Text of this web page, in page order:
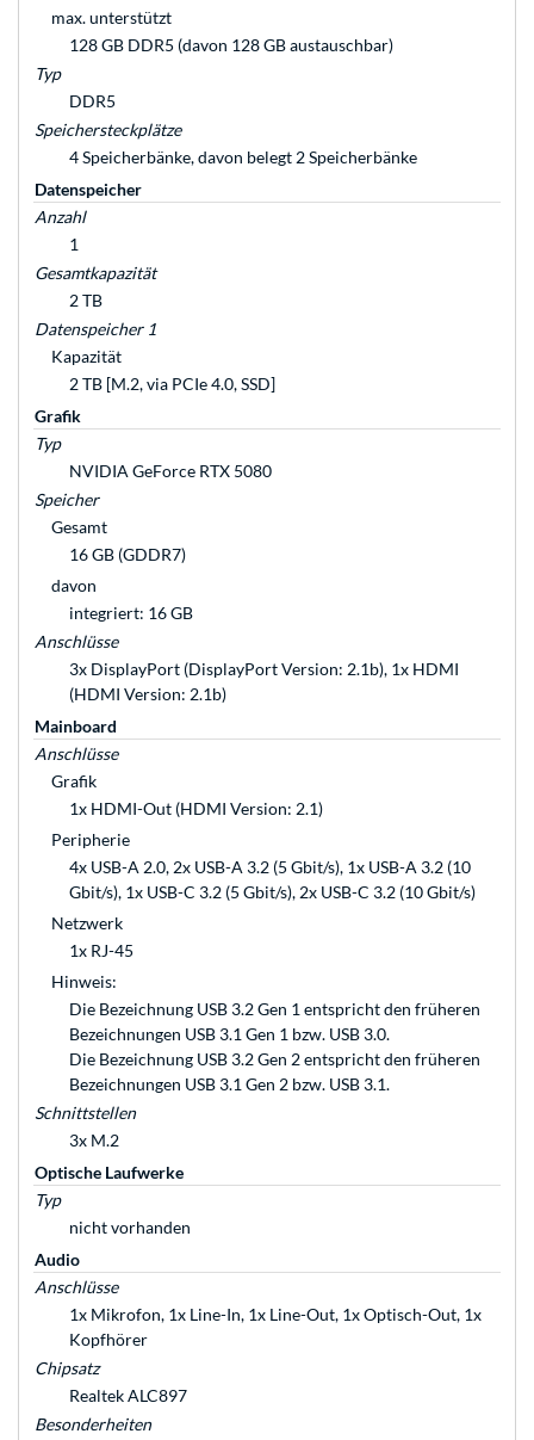
max. unterstützt
128 GB DDR5 (davon 128 GB austauschbar)
Typ
DDR5
Speichersteckplätze
4 Speicherbänke, davon belegt 2 Speicherbänke
Datenspeicher
Anzahl
1
Gesamtkapazität
2 TB
Datenspeicher 1
Kapazität
2 TB [M.2, via PCIe 4.0, SSD]
Grafik
Typ
NVIDIA GeForce RTX 5080
Speicher
Gesamt
16 GB (GDDR7)
davon
integriert: 16 GB
Anschlüsse
3x DisplayPort (DisplayPort Version: 2.1b), 1x HDMI
(HDMI Version: 2.1b)
Mainboard
Anschlüsse
Grafik
1x HDMI-Out (HDMI Version: 2.1)
Peripherie
4x USB-A 2.0, 2x USB-A 3.2 (5 Gbit/s), 1x USB-A 3.2 (10
Gbit/s), 1x USB-C 3.2 (5 Gbit/s), 2x USB-C 3.2 (10 Gbit/s)
Netzwerk
1x RJ-45
Hinweis:
Die Bezeichnung USB 3.2 Gen 1 entspricht den früheren
Bezeichnungen USB 3.1 Gen 1 bzw. USB 3.0.
Die Bezeichnung USB 3.2 Gen 2 entspricht den früheren
Bezeichnungen USB 3.1 Gen 2 bzw. USB 3.1.
Schnittstellen
3x M.2
Optische Laufwerke
Typ
nicht vorhanden
Audio
Anschlüsse
1x Mikrofon, 1x Line-In, 1x Line-Out, 1x Optisch-Out, 1x
Kopfhörer
Chipsatz
Realtek ALC897
Besonderheiten